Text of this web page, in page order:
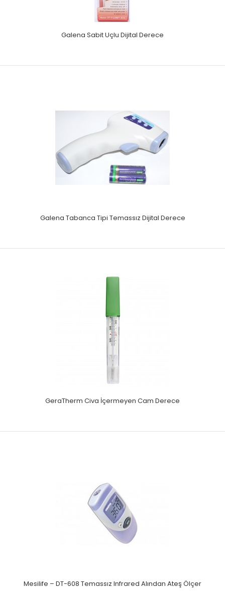
Braun Yedek Kulak Filtresi
Galena Sabit Uçlu Dijital Derece
Galena Tabanca Tipi Temassız Dijital Derece
GeraTherm Civa İçermeyen Cam Derece
Mesilife – DT-608 Temassız Infrared Alından Ateş Ölçer